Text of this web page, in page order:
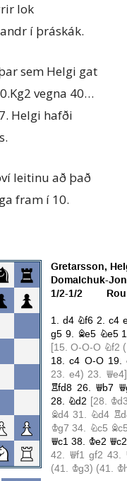
lok
í þráskák.
sem Helgi gat
vegna 40…
Helgi hafði
leitinu að það
fram í 10.